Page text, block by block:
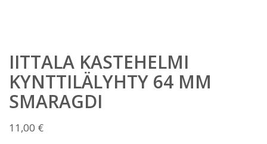
IITTALA KASTEHELMI
KYNTTILÄLYHTY 64 MM
SMARAGDI
11,00 €